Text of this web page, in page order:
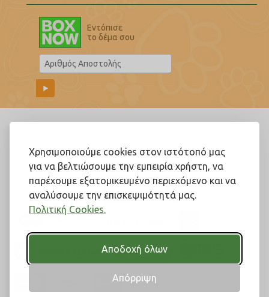
Χρησιμοποιούμε cookies στον ιστότοπό μας
για να βελτιώσουμε την εμπειρία χρήστη, να
παρέχουμε εξατομικευμένο περιεχόμενο και να
αναλύσουμε την επισκεψιμότητά μας.
Πολιτική Cookies.
Αποδοχή όλων
Απόρριψη
Εντόπισε
το δέμα σου
Ακολουθήστε μας!